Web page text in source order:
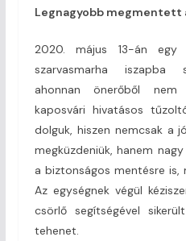
Legnagyobb megmentett
2020. május 13-án egy
szarvasmarha iszapba
ahonnan önerőből
kaposvári hivatásos
dolguk, hiszen nemcsak a
megküzdeniük, hanem
a biztonságos mentésre is,
Az egységnek végül
csörlő segítségével
tehenet.